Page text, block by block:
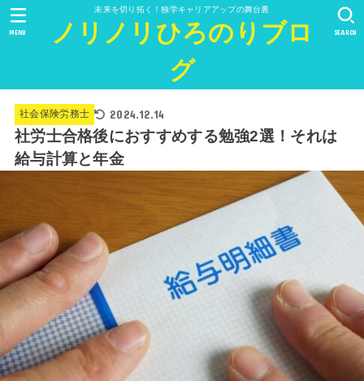
未来を切り拓く！独学キャリアアップの舞台裏
ノリノリひろのりブロ
グ
SEARCH
MENU
社会保険労務士 2024.12.14
社労士合格後におすすめする勉強2選！それは
給与計算と年金